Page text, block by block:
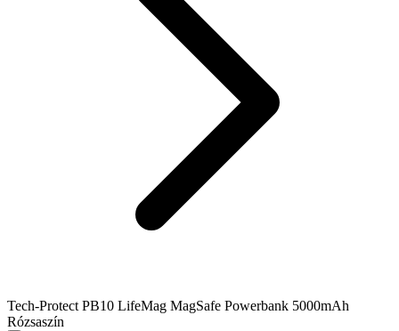
Tech-Protect PB10 LifeMag MagSafe Powerbank 5000mAh
Rózsaszín